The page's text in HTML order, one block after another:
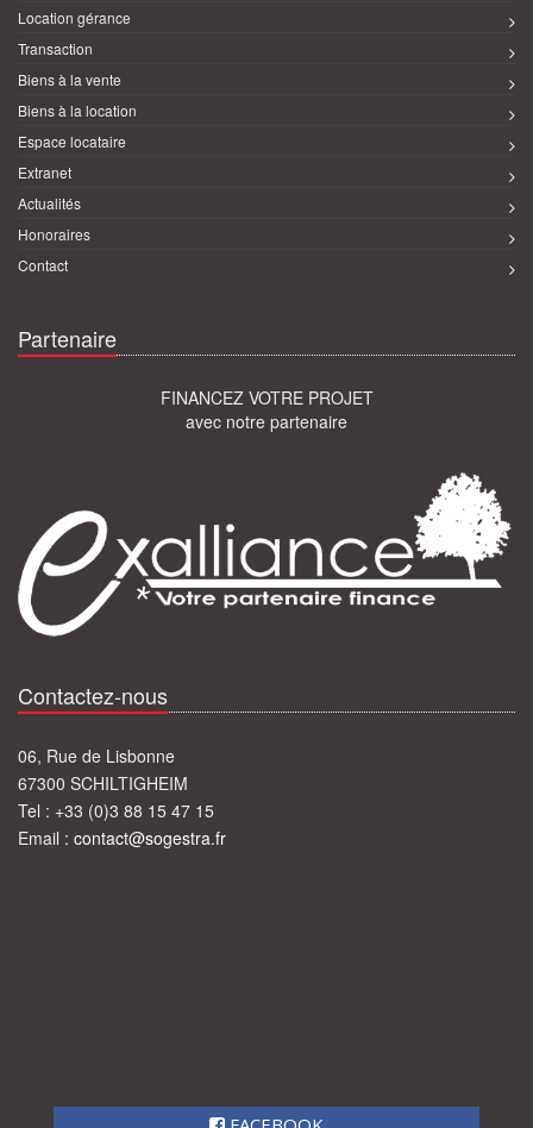
Location gérance
Transaction
Biens à la vente
Biens à la location
Espace locataire
Extranet
Actualités
Honoraires
Contact
Partenaire
FINANCEZ VOTRE PROJET
avec notre partenaire
Contactez-nous
06, Rue de Lisbonne
67300 SCHILTIGHEIM
Tel : +33 (0)3 88 15 47 15
Email : contact@sogestra.fr